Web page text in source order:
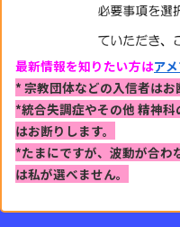
最新情報を知りたい方はア
* 宗教団体などの入信者はお
*統合失調症やその他 精神科
はお断りします。
*たまにですが、波動が合わ
は私が選べません。